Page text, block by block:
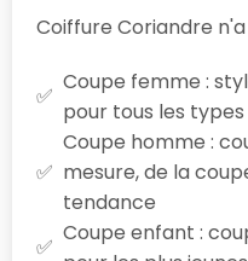
Coiffure Coriandre
Coupe femme :
pour tous les
Coupe homme :
mesure, de la
tendance
Coupe enfant :